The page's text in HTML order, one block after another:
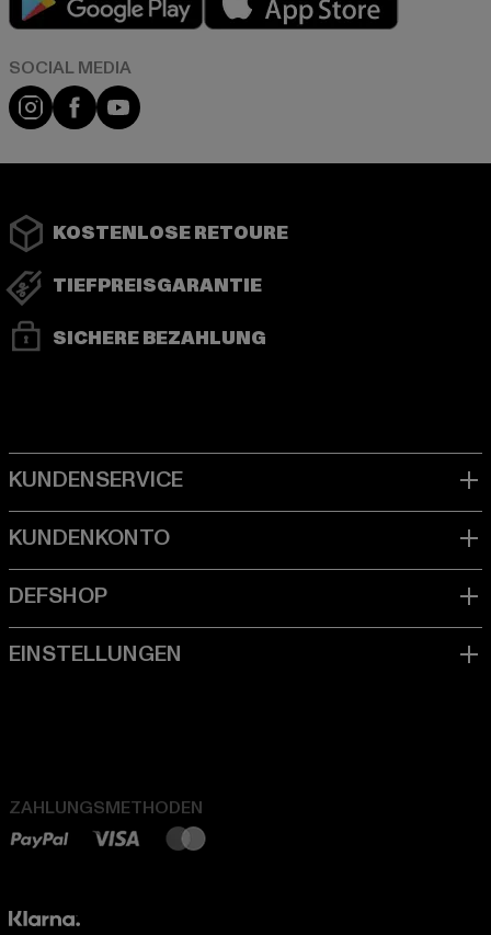
Instagram
FacebookYouTube
KOSTENLOSE RETOURE
TIEFPREISGARANTIE
SICHERE BEZAHLUNG
ZAHLUNGSMETHODEN